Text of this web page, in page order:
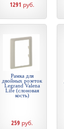
1291 руб.
Рамка для
двойных розеток
Legrand Valena
Life (слоновая
кость)
259 руб.